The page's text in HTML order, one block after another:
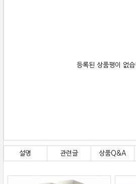
등록된 상품평이 없습
설명 관련글 상품Q&A